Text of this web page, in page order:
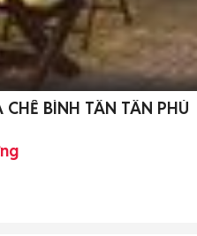
CHẾ BÌNH TÂN TÂN PHÚ